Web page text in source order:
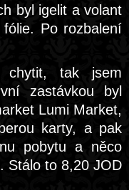
byl igelit a volant
Po rozbalení
chytit, tak jsem
zastávkou byl
Lumi Market,
karty, a pak
pobytu a něco
Stálo to 8,20 JOD